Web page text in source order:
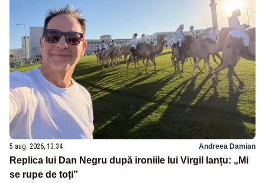
5 aug. 2026, 13:34 Andreea Damian
Replica lui Dan Negru după ironiile lui Virgil Ianțu: „Mi
se rupe de toți”